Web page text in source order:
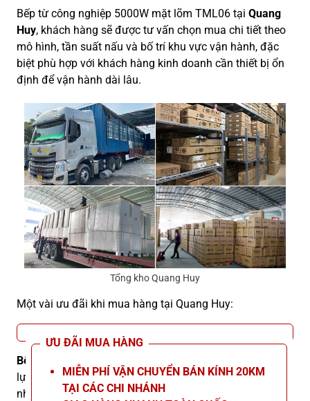
Bếp từ công nghiệp 5000W mặt lõm TML06 tại Quang
Huy, khách hàng sẽ được tư vấn chọn mua chi tiết theo
mô hình, tần suất nấu và bố trí khu vực vận hành, đặc
biệt phù hợp với khách hàng kinh doanh cần thiết bị ổn
định để vận hành dài lâu.
Tổng kho Quang Huy
Một vài ưu đãi khi mua hàng tại Quang Huy:
ƯU ĐÃI MUA HÀNG
MIỄN PHÍ VẬN CHUYỂN BÁN KÍNH 20KM
TẠI CÁC CHI NHÁNH
Bếp từ công nghiệp 5000W mặt lõm TML06 Kanawa
lựa chọn gọn gàng, đa năng, phù hợp nhiều mô hình bếp
nhờ nấu nhanh, dễ vệ sinh và vận hành ổn định. Để biết